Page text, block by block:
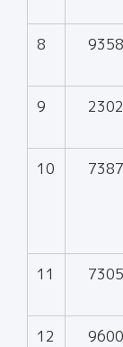
8
9
10
11
12